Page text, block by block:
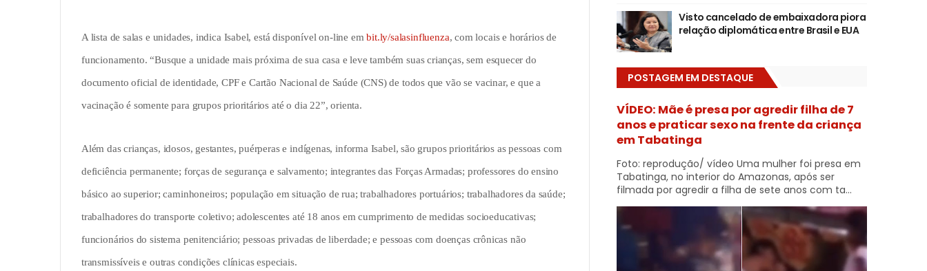
A lista de salas e unidades, indica Isabel, está disponível on-line embit.ly/salasinfluenza, com locais e horários de
funcionamento. “Busque a unidade mais próxima de sua casa e leve também suas crianças, sem esquecer do
documento oficial de identidade, CPF e Cartão Nacional de Saúde (CNS) de todos que vão se vacinar, e que a
vacinação é somente para grupos prioritários até o dia 22”, orienta.
Além das crianças, idosos, gestantes, puérperas e indígenas, informa Isabel, são grupos prioritários as pessoas com
deficiência permanente; forças de segurança e salvamento; integrantes das Forças Armadas; professores do ensino
básico ao superior; caminhoneiros; população em situação de rua; trabalhadores portuários; trabalhadores da saúde;
trabalhadores do transporte coletivo; adolescentes até 18 anos em cumprimento de medidas socioeducativas;
funcionários do sistema penitenciário; pessoas privadas de liberdade; e pessoas com doenças crônicas não
transmissíveis e outras condições clínicas especiais.
Visto cancelado de embaixadora piora
relação diplomática entre Brasil e EUA
POSTAGEM EM DESTAQUE
VÍDEO: Mãe é presa por agredir filha de 7
anos e praticar sexo na frente da criança
em Tabatinga
Foto: reprodução/ vídeo Uma mulher foi presa em
Tabatinga, no interior do Amazonas, após ser
filmada por agredir a filha de sete anos com ta...